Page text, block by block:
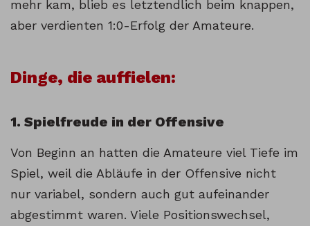
mehr kam, blieb es letztendlich beim knappen,
aber verdienten 1:0-Erfolg der Amateure.
Dinge, die auffielen:
1. Spielfreude in der Offensive
Von Beginn an hatten die Amateure viel Tiefe im
Spiel, weil die Abläufe in der Offensive nicht
nur variabel, sondern auch gut aufeinander
abgestimmt waren. Viele Positionswechsel,